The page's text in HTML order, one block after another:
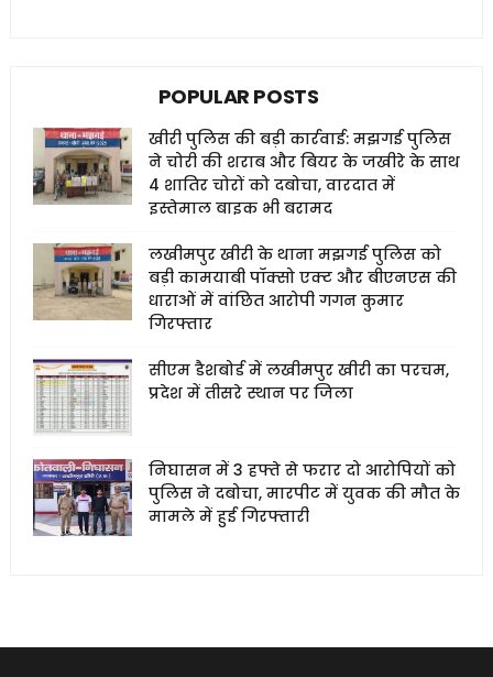
POPULAR POSTS
खीरी पुलिस की बड़ी कार्रवाई: मझगई पुलिस
ने चोरी की शराब और बियर के जखीरे के साथ
4 शातिर चोरों को दबोचा, वारदात में
इस्तेमाल बाइक भी बरामद
लखीमपुर खीरी के थाना मझगई पुलिस को
बड़ी कामयाबी पॉक्सो एक्ट और बीएनएस की
धाराओं में वांछित आरोपी गगन कुमार
गिरफ्तार
सीएम डैशबोर्ड में लखीमपुर खीरी का परचम,
प्रदेश में तीसरे स्थान पर जिला
निघासन में 3 हफ्ते से फरार दो आरोपियों को
पुलिस ने दबोचा, मारपीट में युवक की मौत के
मामले में हुई गिरफ्तारी